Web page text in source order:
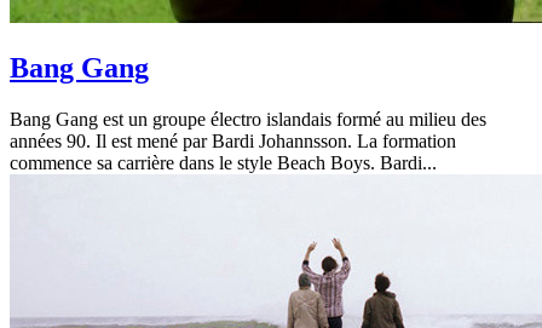
Bang Gang
Bang Gang est un groupe électro islandais formé au milieu des
années 90. Il est mené par Bardi Johannsson. La formation
commence sa carrière dans le style Beach Boys. Bardi...